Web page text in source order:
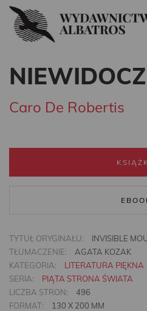
Caro De Robertis
TYTUŁ ORYGINAŁU:
INVISIBLE
TŁUMACZENIE:
AGATA KOZAK
KATEGORIA:
LITERATURA PIĘKNA
SERIA:
PIĄTA STRONA ŚWIATA
LICZBA STRON:
496
FORMAT:
130 X 200 MM